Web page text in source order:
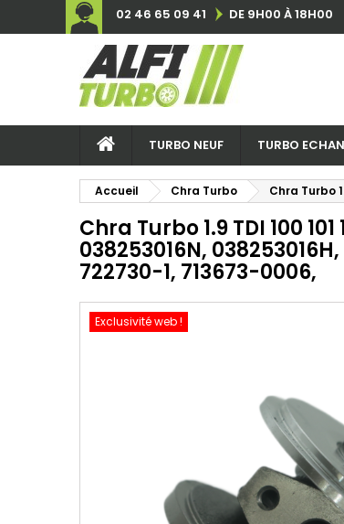
02 46 65 09 41 DE 9H00 À 18H00
TURBO NEUF TURBO
Accueil Chra Turbo Chra Turbo
Chra Turbo 1.9 TDI 100
038253016N,
722730-1, 713673-0006,
Exclusivité web !